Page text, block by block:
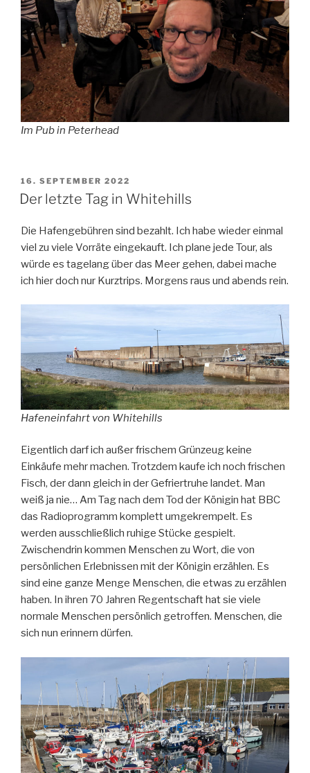
Im Pub in Peterhead
VERÖFFENTLICHT
AM
16. SEPTEMBER 2022
Der letzte Tag in Whitehills
Die Hafengebühren sind bezahlt. Ich habe wieder einmal
viel zu viele Vorräte eingekauft. Ich plane jede Tour, als
würde es tagelang über das Meer gehen, dabei mache
ich hier doch nur Kurztrips. Morgens raus und abends rein.
Hafeneinfahrt von Whitehills
Eigentlich darf ich außer frischem Grünzeug keine
Einkäufe mehr machen. Trotzdem kaufe ich noch frischen
Fisch, der dann gleich in der Gefriertruhe landet. Man
weiß ja nie… Am Tag nach dem Tod der Königin hat BBC
das Radioprogramm komplett umgekrempelt. Es
werden ausschließlich ruhige Stücke gespielt.
Zwischendrin kommen Menschen zu Wort, die von
persönlichen Erlebnissen mit der Königin erzählen. Es
sind eine ganze Menge Menschen, die etwas zu erzählen
haben. In ihren 70 Jahren Regentschaft hat sie viele
normale Menschen persönlich getroffen. Menschen, die
sich nun erinnern dürfen.